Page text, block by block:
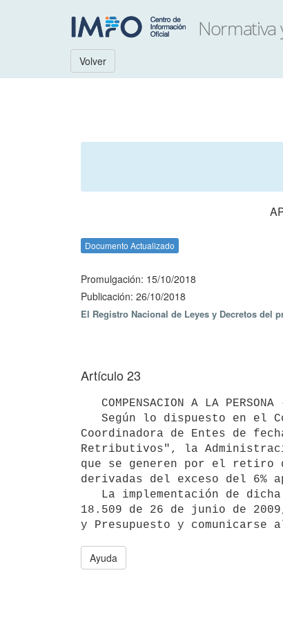
Volver
Documento Actualizado
Promulgación: 15/10/2018
Publicación: 26/10/2018
El Registro Nacional de Leyes y Decretos del
Artículo 23
Coordinadora de Entes de
Retributivos", la
que se generen por el retiro
derivadas del exceso del 6%
18.509 de 26 de junio de
Ayuda